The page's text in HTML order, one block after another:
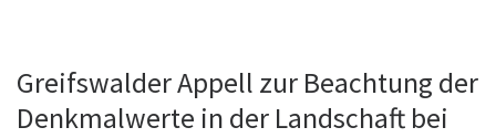
Greifswalder Appell zur Beachtung der
Denkmal­werte in der Landschaft bei